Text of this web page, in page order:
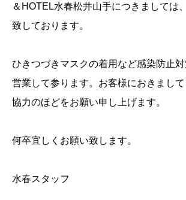
＆HOTEL水春松井山手につきましては
致しております。
ひきつづきマスクの着用など感染防止対
営業して参ります。お客様におきまし
協力のほどをお願い申し上げます。
何卒宜しくお願い致します。
水春スタッフ